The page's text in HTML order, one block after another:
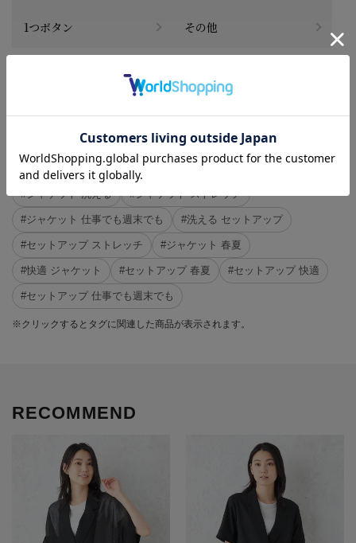
1つボタン その他
#この商品に関するタグで探す
#INDIVI #2点10%OFF、3点目以降20%OFF対象商品(l_st)
#ジャケット 仕事でも週末でも #ジャケット 洗える
#ジャケット ストレッチ #レディススーツ
#ジャケット 洗える #ジャケット ストレッチ
#ジャケット 仕事でも週末でも #洗える セットアップ
#セットアップ ストレッチ #ジャケット 春夏
#快適 ジャケット #セットアップ 春夏 #セットアップ 快適
#セットアップ 仕事でも週末でも
※クリックするとタグに関連した商品が表示されます。
RECOMMEND